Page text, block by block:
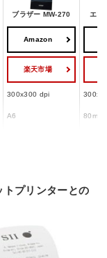
ブラザー MW-270 エプ
Amazon
楽天市場
300x300 dpi
A6 80mm
130x18.5x210 mm 23 x
トプリンターとの